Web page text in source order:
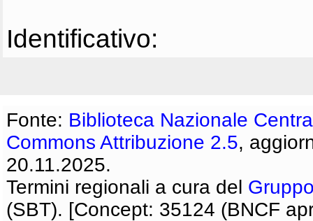
Identificativo:
Fonte: Biblioteca Nazionale
Commons Attribuzione 2.5,
20.11.2025.
Termini regionali a cura del
(SBT). [Concept: 35124 (BNCF